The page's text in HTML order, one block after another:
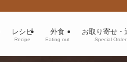
レシピ
Recipe
外食
Eating out
お取り寄せ・
Special Order